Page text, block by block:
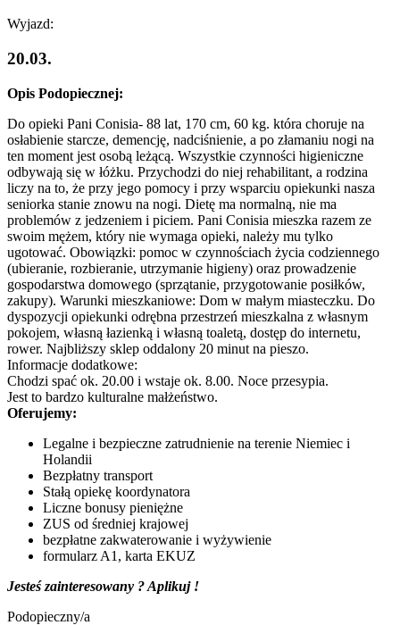
Wyjazd:
20.03.
Opis Podopiecznej:
Do opieki Pani Conisia- 88 lat, 170 cm, 60 kg. która choruje na
osłabienie starcze, demencję, nadciśnienie, a po złamaniu nogi na
ten moment jest osobą leżącą. Wszystkie czynności higieniczne
odbywają się w łóżku. Przychodzi do niej rehabilitant, a rodzina
liczy na to, że przy jego pomocy i przy wsparciu opiekunki nasza
seniorka stanie znowu na nogi. Dietę ma normalną, nie ma
problemów z jedzeniem i piciem. Pani Conisia mieszka razem ze
swoim mężem, który nie wymaga opieki, należy mu tylko
ugotować. Obowiązki: pomoc w czynnościach życia codziennego
(ubieranie, rozbieranie, utrzymanie higieny) oraz prowadzenie
gospodarstwa domowego (sprzątanie, przygotowanie posiłków,
zakupy). Warunki mieszkaniowe: Dom w małym miasteczku. Do
dyspozycji opiekunki odrębna przestrzeń mieszkalna z własnym
pokojem, własną łazienką i własną toaletą, dostęp do internetu,
rower. Najbliższy sklep oddalony 20 minut na pieszo.
Informacje dodatkowe:
Chodzi spać ok. 20.00 i wstaje ok. 8.00. Noce przesypia.
Jest to bardzo kulturalne małżeństwo.
Oferujemy:
Legalne i bezpieczne zatrudnienie na terenie Niemiec i
Holandii
Bezpłatny transport
Stałą opiekę koordynatora
Liczne bonusy pieniężne
ZUS od średniej krajowej
bezpłatne zakwaterowanie i wyżywienie
formularz A1, karta EKUZ
Jesteś zainteresowany ? Aplikuj !
Podopieczny/a